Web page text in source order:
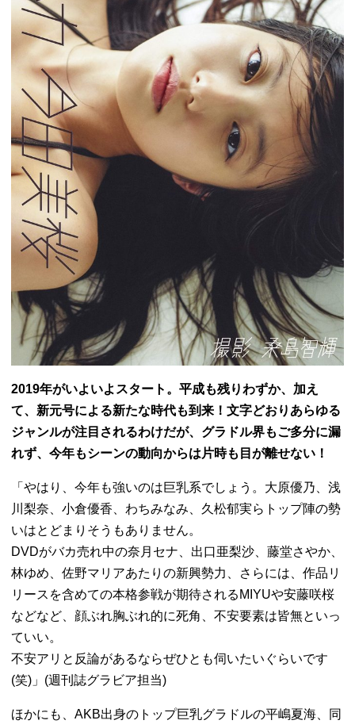
2019年がいよいよスタート。平成も残りわずか、加え
て、新元号による新たな時代も到来！文字どおりあらゆる
ジャンルが注目されるわけだが、グラドル界もご多分に漏
れず、今年もシーンの動向からは片時も目が離せない！
「やはり、今年も強いのは巨乳系でしょう。大原優乃、浅
川梨奈、小倉優香、わちみなみ、久松郁実らトップ陣の勢
いはとどまりそうもありません。
DVDがバカ売れ中の奈月セナ、出口亜梨沙、藤堂さやか、
林ゆめ、佐野マリアあたりの新興勢力、さらには、作品リ
リースを含めての本格参戦が期待されるMIYUや安藤咲桜
などなど、顔ぶれ胸ぶれ的に死角、不安要素は皆無といっ
ていい。
不安アリと反論があるならぜひとも伺いたいぐらいです
(笑)」(週刊誌グラビア担当)
ほかにも、AKB出身のトップ巨乳グラドルの平嶋夏海、同